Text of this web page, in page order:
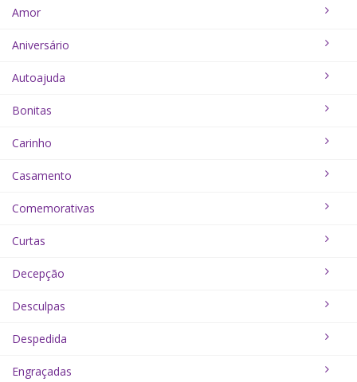
Amor
Aniversário
Autoajuda
Bonitas
Carinho
Casamento
Comemorativas
Curtas
Decepção
Desculpas
Despedida
Engraçadas